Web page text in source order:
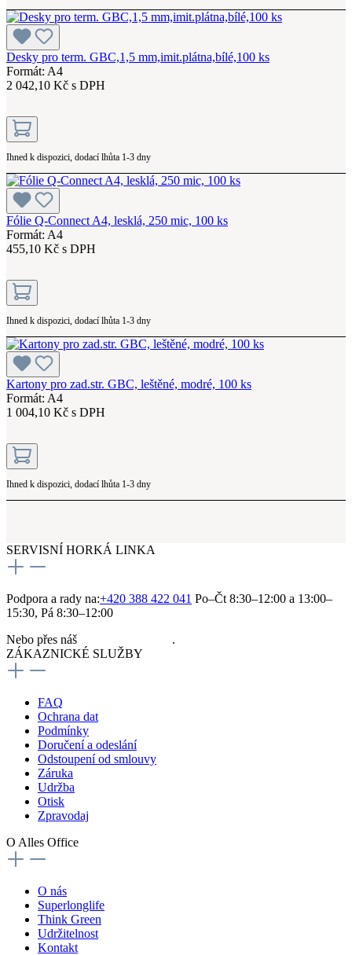
Desky pro term. GBC,1,5 mm,imit.plátna,bílé,100 ks
Formát: A4
2 042,10 Kč s DPH
Ihned k dispozici, dodací lhůta 1-3 dny
Fólie Q-Connect A4, lesklá, 250 mic, 100 ks
Formát: A4
455,10 Kč s DPH
Ihned k dispozici, dodací lhůta 1-3 dny
Kartony pro zad.str. GBC, leštěné, modré, 100 ks
Formát: A4
1 004,10 Kč s DPH
Ihned k dispozici, dodací lhůta 1-3 dny
SERVISNÍ HORKÁ LINKA
Podpora a rady na:+420 388 422 041 Po–Čt 8:30–12:00 a 13:00–
15:30, Pá 8:30–12:00
Nebo přes náš
.
ZÁKAZNICKÉ SLUŽBY
FAQ
Ochrana dat
Podmínky
Doručení a odeslání
Odstoupení od smlouvy
Záruka
Udržba
Otisk
Zpravodaj
O Alles Office
O nás
Superlonglife
Think Green
Udržitelnost
Kontakt